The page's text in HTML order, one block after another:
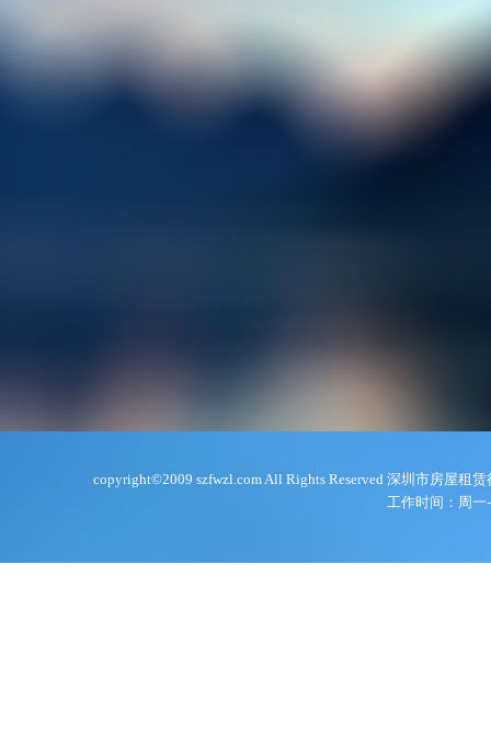
copyright©2009 szfwzl.com All Rights Reserved 深圳市房屋租
工作时间：周一